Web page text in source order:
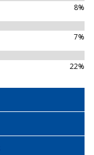
8%
7%
22%